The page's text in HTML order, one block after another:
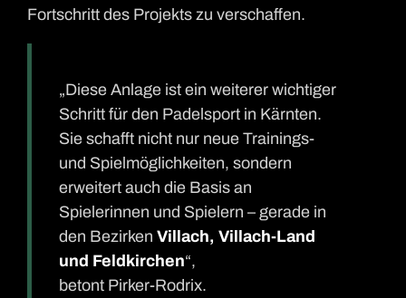
Fortschritt des Projekts zu verschaffen.
„Diese Anlage ist ein weiterer wichtiger
Schritt für den Padelsport in Kärnten.
Sie schafft nicht nur neue Trainings-
und Spielmöglichkeiten, sondern
erweitert auch die Basis an
Spielerinnen und Spielern – gerade in
den Bezirken Villach, Villach-Land
und Feldkirchen“,
betont Pirker-Rodrix.